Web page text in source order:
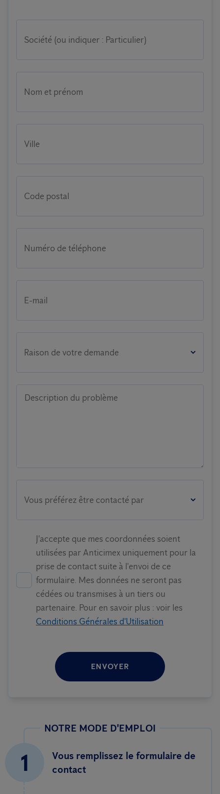
Société (ou indiquer : Particulier)
Nom et prénom
Ville
Code postal
Numéro de téléphone
E-mail
Raison de votre demande
Description du problème
Vous préférez être contacté par
J'accepte que mes coordonnées soient
utilisées par Anticimex uniquement pour la
prise de contact suite à l'envoi de ce
formulaire. Mes données ne seront pas
cédées ou transmises à un tiers ou
partenaire. Pour en savoir plus : voir les
Conditions Générales d'Utilisation
ENVOYER
NOTRE MODE D'EMPLOI
1
Vous remplissez le formulaire de
contact